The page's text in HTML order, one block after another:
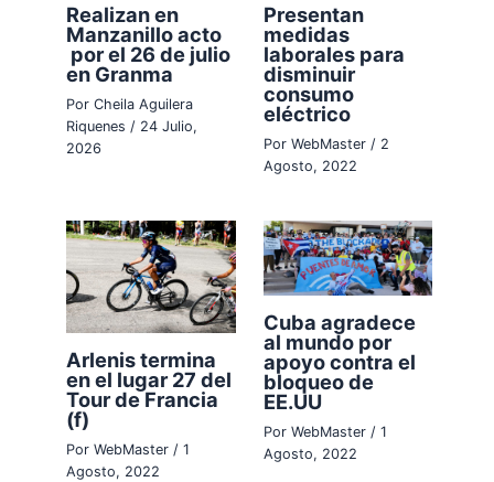
Realizan en
Manzanillo acto
por el 26 de julio
en Granma
PorCheila Aguilera
Riquenes / 24 Julio,
2026
Presentan
medidas
laborales para
disminuir
consumo
eléctrico
Por WebMaster / 2
Agosto, 2022
Arlenis termina
en el lugar 27 del
Tour de Francia
(f)
PorWebMaster/1
Agosto, 2022
Cuba agradece
al mundo por
apoyo contra el
bloqueo de
EE.UU
Por WebMaster / 1
Agosto, 2022